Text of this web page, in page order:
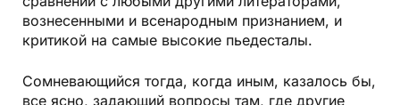
вознесенными и все­народным признанием, и
критикой на самые высокие пьедесталы.
Сомневающийся тогда, когда иным, казалось бы,
все ясно, задающий вопросы там, где другие